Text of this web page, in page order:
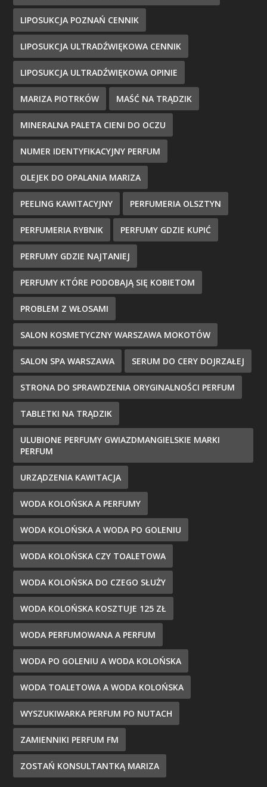
LIPOSUKCJA POZNAŃ CENNIK
LIPOSUKCJA ULTRADŹWIĘKOWA CENNIK
LIPOSUKCJA ULTRADŹWIĘKOWA OPINIE
MARIZA PIOTRKÓW MAŚĆ NA TRĄDZIK
MINERALNA PALETA CIENI DO OCZU
NUMER IDENTYFIKACYJNY PERFUM
OLEJEK DO OPALANIA MARIZA
PEELING KAWITACYJNY PERFUMERIA OLSZTYN
PERFUMERIA RYBNIK PERFUMY GDZIE KUPIĆ
PERFUMY GDZIE NAJTANIEJ
PERFUMY KTÓRE PODOBAJĄ SIĘ KOBIETOM
PROBLEM Z WŁOSAMI
SALON KOSMETYCZNY WARSZAWA MOKOTÓW
SALON SPA WARSZAWA SERUM DO CERY DOJRZAŁEJ
STRONA DO SPRAWDZENIA ORYGINALNOŚCI PERFUM
TABLETKI NA TRĄDZIK
ULUBIONE PERFUMY GWIAZDMANGIELSKIE MARKI
PERFUM
URZĄDZENIA KAWITACJA
WODA KOLOŃSKA A PERFUMY
WODA KOLOŃSKA A WODA PO GOLENIU
WODA KOLOŃSKA CZY TOALETOWA
WODA KOLOŃSKA DO CZEGO SŁUŻY
WODA KOLOŃSKA KOSZTUJE 125 ZŁ
WODA PERFUMOWANA A PERFUM
WODA PO GOLENIU A WODA KOLOŃSKA
WODA TOALETOWA A WODA KOLOŃSKA
WYSZUKIWARKA PERFUM PO NUTACH
ZAMIENNIKI PERFUM FM
ZOSTAŃ KONSULTANTKĄ MARIZA